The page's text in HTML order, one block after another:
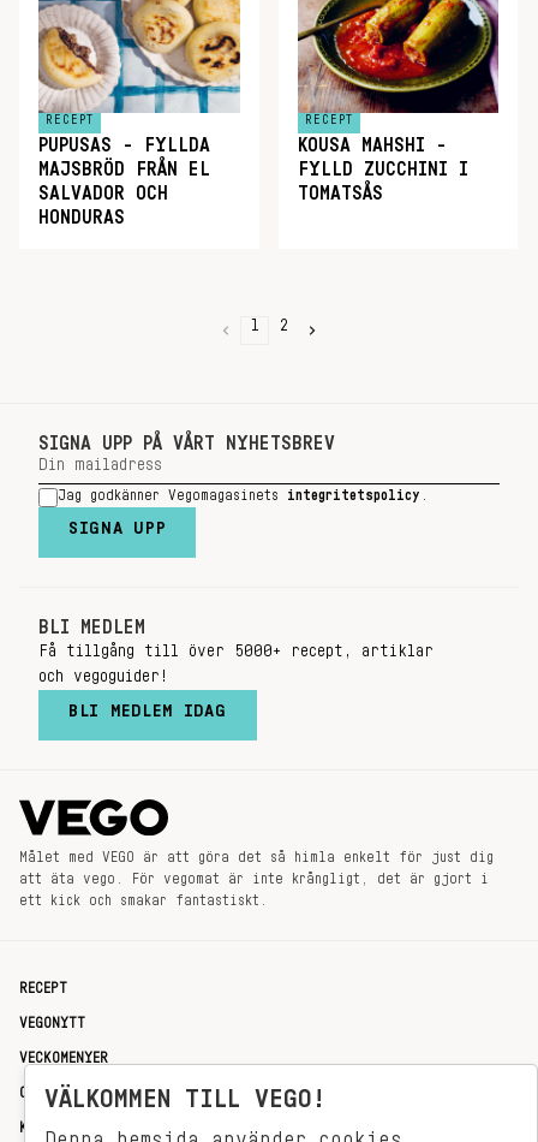
RECEPT
PUPUSAS - FYLLDA
MAJSBRÖD FRÅN EL
SALVADOR OCH
HONDURAS
RECEPT
KOUSA MAHSHI -
FYLLD ZUCCHINI I
TOMATSÅS
1 2
SIGNA UPP PÅ VÅRT NYHETSBREV
Jag godkänner Vegomagasinets integritetspolicy
SIGNA UPP
BLI MEDLEM
Få tillgång till över 5000+ recept, artiklar
och vegoguider!
BLI MEDLEM IDAG
Målet med VEGO är att göra det så himla enkelt för just dig
att äta vego. För vegomat är inte krångligt, det är gjort i
ett kick och smakar fantastiskt.
RECEPT
VEGONYTT
VECKOMENYER
OM OSS
KONTAKT
VÄLKOMMEN TILL VEGO!